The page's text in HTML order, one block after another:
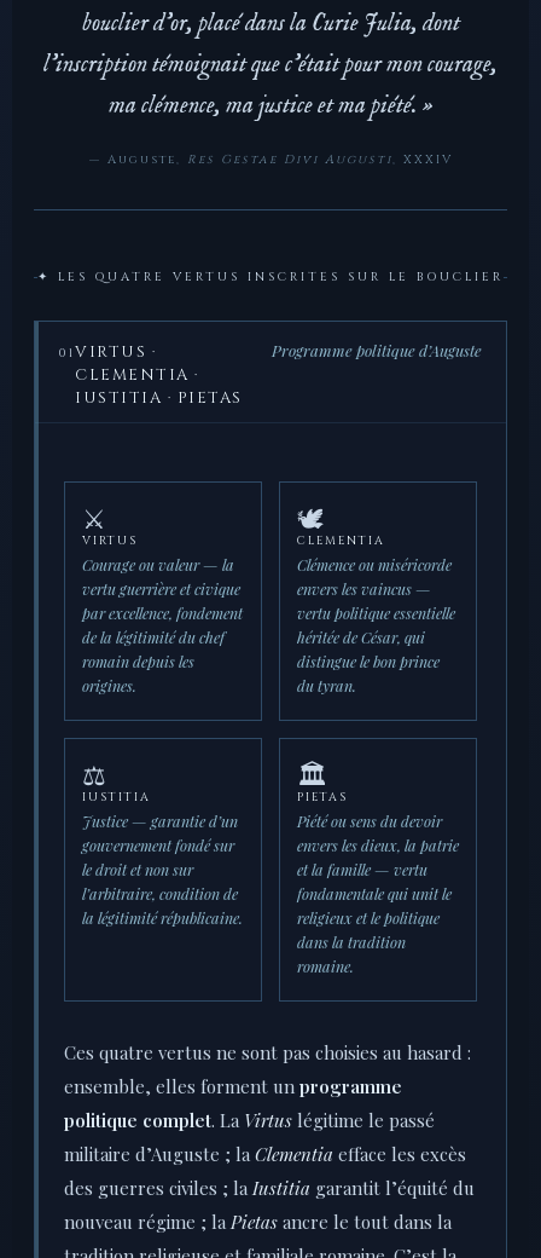
bouclier d’or, placé dans la Curie Julia, dont
l’inscription témoignait que c’était pour mon courage,
ma clémence, ma justice et ma piété. »
— Auguste, Res Gestae Divi Augusti, XXXIV
✦ LES QUATRE VERTUS INSCRITES SUR LE BOUCLIER
01 VIRTUS ·
CLEMENTIA ·
IUSTITIA · PIETAS
Programme politique d’Auguste
⚔️
VIRTUS
Courage ou valeur — la
vertu guerrière et civique
par excellence, fondement
de la légitimité du chef
romain depuis les
origines.
🕊️
CLEMENTIA
Clémence ou miséricorde
envers les vaincus —
vertu politique essentielle
héritée de César, qui
distingue le bon prince
du tyran.
⚖️
IUSTITIA
Justice — garantie d’un
gouvernement fondé sur
le droit et non sur
l’arbitraire, condition de
la légitimité républicaine.
🏛️
PIETAS
Piété ou sens du devoir
envers les dieux, la patrie
et la famille — vertu
fondamentale qui unit le
religieux et le politique
dans la tradition
romaine.
Ces quatre vertus ne sont pas choisies au hasard :
ensemble, elles forment un programme
politique complet. La Virtus légitime le passé
militaire d’Auguste ; la Clementia efface les excès
des guerres civiles ; laIustitia garantit l’équité du
nouveau régime ; laPietas ancre le tout dans la